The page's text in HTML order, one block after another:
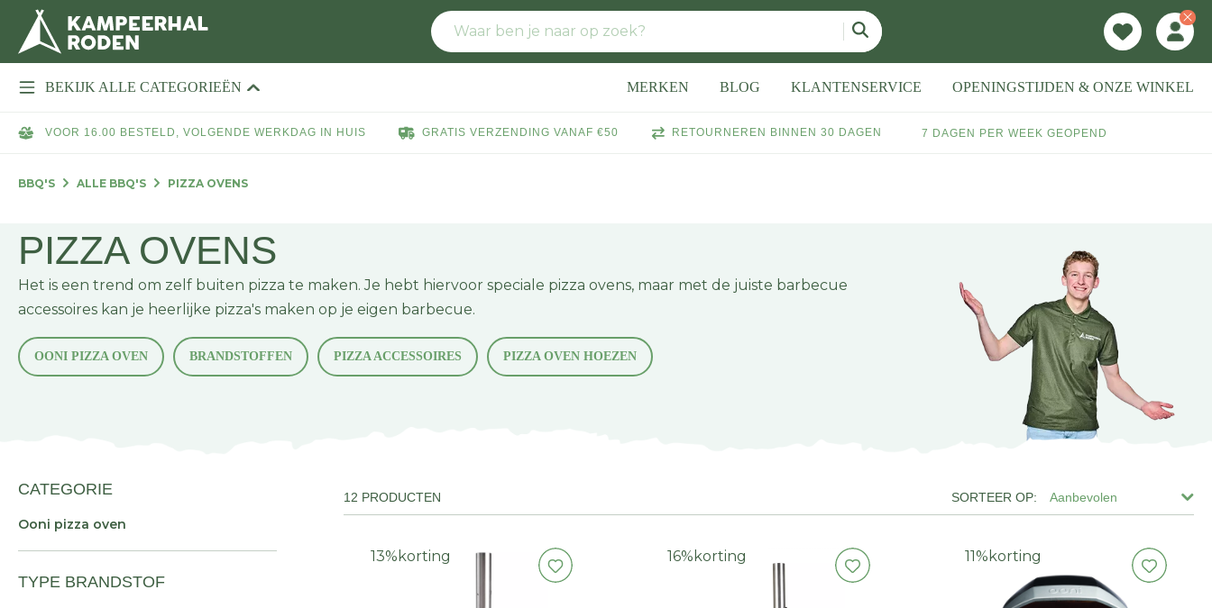
BEKIJK ALLE CATEGORIEËN MERKEN BLOG KLANTENSERVICE OPENINGSTIJDEN & ONZE WINKEL
VOOR 16.00 BESTELD, VOLGENDE WERKDAG IN HUIS GRATIS VERZENDING VANAF €50 RETOURNEREN BINNEN 30 DAGEN 7 DAGEN PER WEEK GEOPEND
BBQ'S ALLE BBQ'S PIZZA OVENS
PIZZA OVENS
Het is een trend om zelf buiten pizza te maken. Je hebt hiervoor speciale pizza ovens, maar met de juiste barbecue
accessoires kan je heerlijke pizza's maken op je eigen barbecue.
OONI PIZZA OVEN BRANDSTOFFEN PIZZA ACCESSOIRES PIZZA OVEN HOEZEN
CATEGORIE
Ooni pizza oven
TYPE BRANDSTOF
Aanbevolen
12 PRODUCTEN
13% korting 16% korting 11% korting